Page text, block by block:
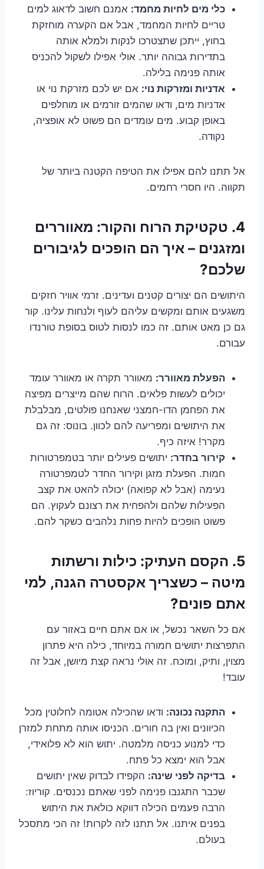
כלי מים לחיות מחמד: אמנם חשוב לדאוג למים
טריים לחיות המחמד, אבל אם הקערה מוחזקת
בחוץ, ייתכן שתצטרכו לנקות ולמלא אותה
בתדירות גבוהה יותר. אולי אפילו לשקול להכניס
אותה פנימה בלילה.
אדניות ומזרקות נוי: אם יש לכם מזרקת נוי או
אדניות מים, ודאו שהמים זורמים או מוחלפים
באופן קבוע. מים עומדים הם פשוט לא אופציה,
נקודה.
אל תתנו להם אפילו את הטיפה הקטנה ביותר של
תקווה. היו חסרי רחמים.
4. טקטיקת הרוח והקור: מאווררים
ומזגנים – איך הם הופכים לגיבורים
שלכם?
היתושים הם יצורים קטנים ועדינים. זרמי אוויר חזקים
משגעים אותם ומקשים עליהם לעוף ולנחות עלינו. קור
גם כן מאט אותם. זה כמו לנסות לטוס בסופת טורנדו
עבורם.
הפעלת מאוורר: מאוורר תקרה או מאוורר עומד
יכולים לעשות פלאים. הרוח שהם מייצרים מפיצה
את הפחמן הדו-חמצני שאנחנו פולטים, מבלבלת
את היתושים ומפריעה להם לכוון. בונוס: זה גם
מקרר! איזה כיף.
קירור בחדר: יתושים פעילים יותר בטמפרטורות
חמות. הפעלת מזגן וקירור החדר לטמפרטורה
נעימה (אבל לא קפואה) יכולה להאט את קצב
הפעילות שלהם ולהפחית את רצונם לעקוץ. הם
פשוט הופכים להיות פחות נלהבים כשקר להם.
5. הקסם העתיק: כילות ורשתות
מיטה – כשצריך אקסטרה הגנה, למי
אתם פונים?
אם כל השאר נכשל, או אם אתם חיים באזור עם
התפרצות יתושים חמורה במיוחד, כילה היא פתרון
מצוין, ותיק, ומוכח. זה אולי נראה קצת מיושן, אבל זה
עובד!
התקנה נכונה: ודאו שהכילה אטומה לחלוטין מכל
הכיוונים ואין בה חורים. הכניסו אותה מתחת למזרן
כדי למנוע כניסה מלמטה. יתוש הוא לא פלואידי,
אבל הוא ימצא כל פתח.
בדיקה לפני שינה: הקפידו לבדוק שאין יתושים
שכבר התגנבו פנימה לפני שאתם נכנסים. קוריוז:
הרבה פעמים הכילה דווקא כולאת את היתוש
בפנים איתנו. אל תתנו לזה לקרות! זה הכי מתסכל
בעולם.